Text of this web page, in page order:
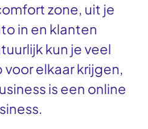
zone, uit je
in en klanten
kun je veel
elkaar krijgen,
is een online